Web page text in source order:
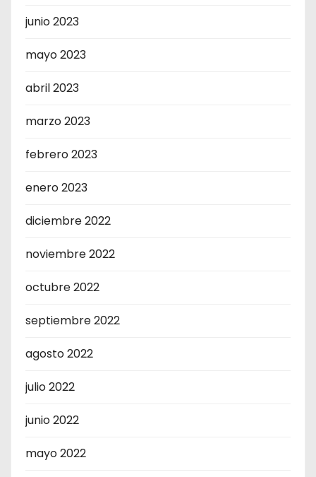
junio 2023
mayo 2023
abril 2023
marzo 2023
febrero 2023
enero 2023
diciembre 2022
noviembre 2022
octubre 2022
septiembre 2022
agosto 2022
julio 2022
junio 2022
mayo 2022